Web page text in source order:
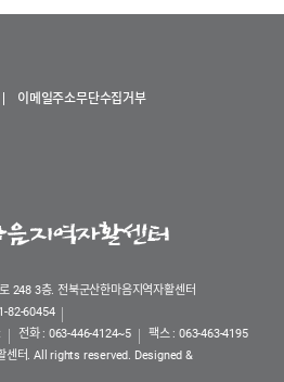
이메일주소무단수집거부
248 3층. 전북군산한마음지역자활센터
82-60454
전화 : 063-446-4124~5
팩스 : 063-463-4195
센터. All rights reserved. Designed &